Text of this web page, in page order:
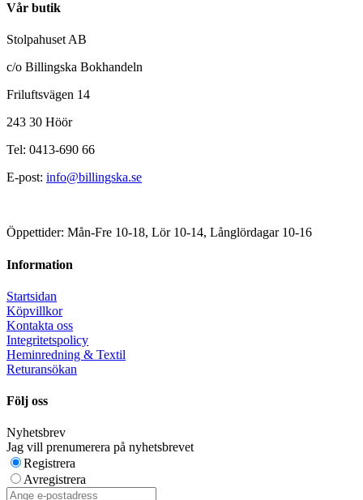
Vår butik
Stolpahuset AB
c/o Billingska Bokhandeln
Friluftsvägen 14
243 30 Höör
Tel: 0413-690 66
E-post: info@billingska.se
Öppettider: Mån-Fre 10-18, Lör 10-14, Långlördagar 10-16
Information
Startsidan
Köpvillkor
Kontakta oss
Integritetspolicy
Heminredning & Textil
Returansökan
Följ oss
Nyhetsbrev
Jag vill prenumerera på nyhetsbrevet
Registrera
Avregistrera